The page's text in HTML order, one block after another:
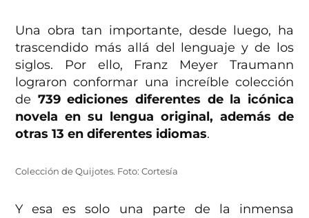
Una obra tan importante, desde luego, ha
trascendido más allá del lenguaje y de los
siglos. Por ello, Franz Meyer Traumann
lograron conformar una increíble colección
de 739 ediciones diferentes de la icónica
novela en su lengua original, además de
otras 13 en diferentes idiomas.
Colección de Quijotes. Foto: Cortesía
Y esa es solo una parte de la inmensa